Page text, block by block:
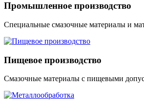
Промышленное производство
Специальные смазочные материалы и
Пищевое производство
Смазочные материалы с пищевыми